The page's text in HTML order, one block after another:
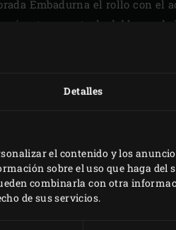
Detalles
el contenido y los
sobre el uso que haga del
combinarla con otra
de sus servicios.
Embadurna el rollo con el
remoto de doble
°C y deja cocinar el rollo
la temperatura interna
el rollo de bavette durante